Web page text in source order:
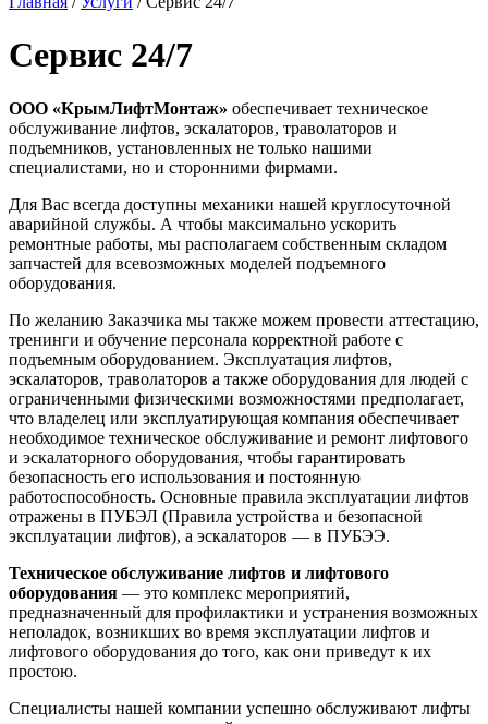
Сервис 24/7
ООО «КрымЛифтМонтаж» обеспечивает техническое
обслуживание лифтов, эскалаторов, траволаторов и
подъемников, установленных не только нашими
специалистами, но и сторонними фирмами.
Для Вас всегда доступны механики нашей круглосуточной
аварийной службы. А чтобы максимально ускорить
ремонтные работы, мы располагаем собственным складом
запчастей для всевозможных моделей подъемного
оборудования.
По желанию Заказчика мы также можем провести аттестацию,
тренинги и обучение персонала корректной работе с
подъемным оборудованием. Эксплуатация лифтов,
эскалаторов, траволаторов а также оборудования для людей с
ограниченными физическими возможностями предполагает,
что владелец или эксплуатирующая компания обеспечивает
необходимое техническое обслуживание и ремонт лифтового
и эскалаторного оборудования, чтобы гарантировать
безопасность его использования и постоянную
работоспособность. Основные правила эксплуатации лифтов
отражены в ПУБЭЛ (Правила устройства и безопасной
эксплуатации лифтов), а эскалаторов — в ПУБЭЭ.
Техническое обслуживание лифтов и лифтового
оборудования — это комплекс мероприятий,
предназначенный для профилактики и устранения возможных
неполадок, возникших во время эксплуатации лифтов и
лифтового оборудования до того, как они приведут к их
простою.
Специалисты нашей компании успешно обслуживают лифты